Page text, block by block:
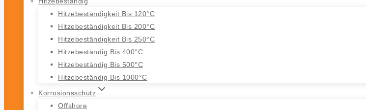
Hitzebeständigkeit Bis 120°C
Hitzebeständigkeit Bis 200°C
Hitzebeständigkeit Bis 250°C
Hitzebeständig Bis 400°C
Hitzebeständig Bis 500°C
Hitzebeständig Bis 1000°C
Korrosionsschutz
Offshore